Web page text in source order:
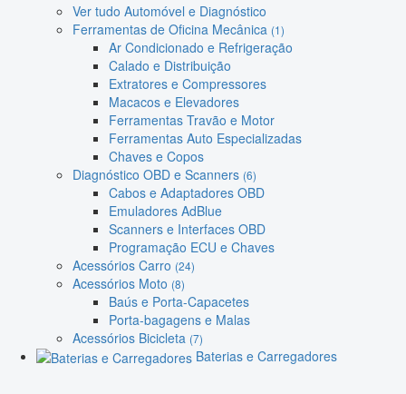
Ver tudo Automóvel e Diagnóstico
Ferramentas de Oficina Mecânica (1)
Ar Condicionado e Refrigeração
Calado e Distribuição
Extratores e Compressores
Macacos e Elevadores
Ferramentas Travão e Motor
Ferramentas Auto Especializadas
Chaves e Copos
Diagnóstico OBD e Scanners (6)
Cabos e Adaptadores OBD
Emuladores AdBlue
Scanners e Interfaces OBD
Programação ECU e Chaves
Acessórios Carro (24)
Acessórios Moto (8)
Baús e Porta-Capacetes
Porta-bagagens e Malas
Acessórios Bicicleta (7)
Baterias e Carregadores